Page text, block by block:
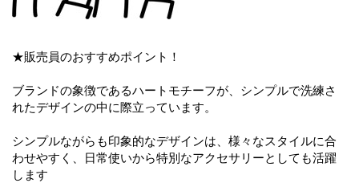
★販売員のおすすめポイント！
ブランドの象徴であるハートモチーフが、シンプルで洗練さ
れたデザインの中に際立っています。
シンプルながらも印象的なデザインは、様々なスタイルに合
わせやすく、日常使いから特別なアクセサリーとしても活躍
します